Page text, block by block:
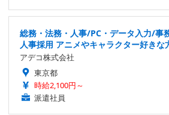
総務・法務・人事/PC・データ入力/事
人事採用 アニメやキャラクター好きな
アデコ株式会社
東京都
時給2,100円～
派遣社員